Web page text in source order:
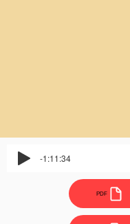
-1:11:34
PDF